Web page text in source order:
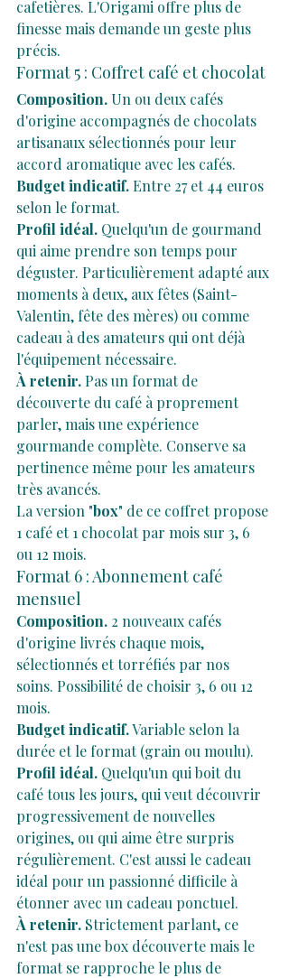
cafetières. L'Origami offre plus de
finesse mais demande un geste plus
précis.
Format 5 : Coffret café et chocolat
Composition. Un ou deux cafés
d'origine accompagnés de chocolats
artisanaux sélectionnés pour leur
accord aromatique avec les cafés.
Budget indicatif. Entre 27 et 44 euros
selon le format.
Profil idéal. Quelqu'un de gourmand
qui aime prendre son temps pour
déguster. Particulièrement adapté aux
moments à deux, aux fêtes (Saint-
Valentin, fête des mères) ou comme
cadeau à des amateurs qui ont déjà
l'équipement nécessaire.
À retenir. Pas un format de
découverte du café à proprement
parler, mais une expérience
gourmande complète. Conserve sa
pertinence même pour les amateurs
très avancés.
La version "box" de ce coffret propose
1 café et 1 chocolat par mois sur 3, 6
ou 12 mois.
Format 6 : Abonnement café
mensuel
Composition. 2 nouveaux cafés
d'origine livrés chaque mois,
sélectionnés et torréfiés par nos
soins. Possibilité de choisir 3, 6 ou 12
mois.
Budget indicatif. Variable selon la
durée et le format (grain ou moulu).
Profil idéal. Quelqu'un qui boit du
café tous les jours, qui veut découvrir
progressivement de nouvelles
origines, ou qui aime être surpris
régulièrement. C'est aussi le cadeau
idéal pour un passionné difficile à
étonner avec un cadeau ponctuel.
À retenir. Strictement parlant, ce
n'est pas une box découverte mais le
format se rapproche le plus de